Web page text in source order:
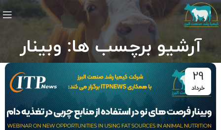
آرشیو برچسب ها: وبینار
29
خرداد